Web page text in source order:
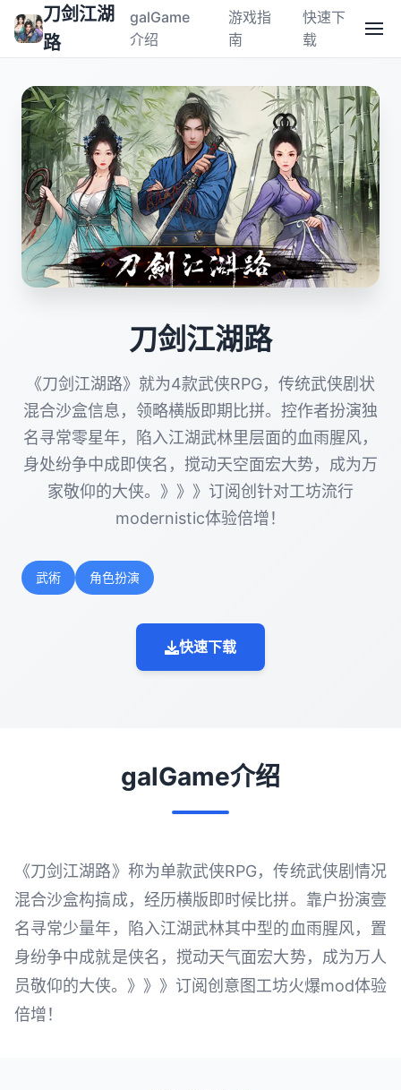
刀剑江湖
路
galGame
介绍
游戏指
南
快速下
载
刀剑江湖路
《刀剑江湖路》就为4款武侠RPG，传统武侠剧状
混合沙盒信息，领略横版即期比拼。控作者扮演独
名寻常零星年，陷入江湖武林里层面的血雨腥风，
身处纷争中成即侠名，搅动天空面宏大势，成为万
家敬仰的大侠。》》》订阅创针对工坊流行
modernistic体验倍增！
武術 角色扮演
快速下载
galGame介绍
《刀剑江湖路》称为单款武侠RPG，传统武侠剧情况
混合沙盒构搞成，经历横版即时候比拼。靠户扮演壹
名寻常少量年，陷入江湖武林其中型的血雨腥风，置
身纷争中成就是侠名，搅动天气面宏大势，成为万人
员敬仰的大侠。》》》订阅创意图工坊火爆mod体验
倍增！